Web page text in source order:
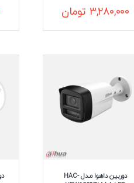
۳,۲۸۰,۰۰۰ تومان
دوربین داهوا مـدل HAC-